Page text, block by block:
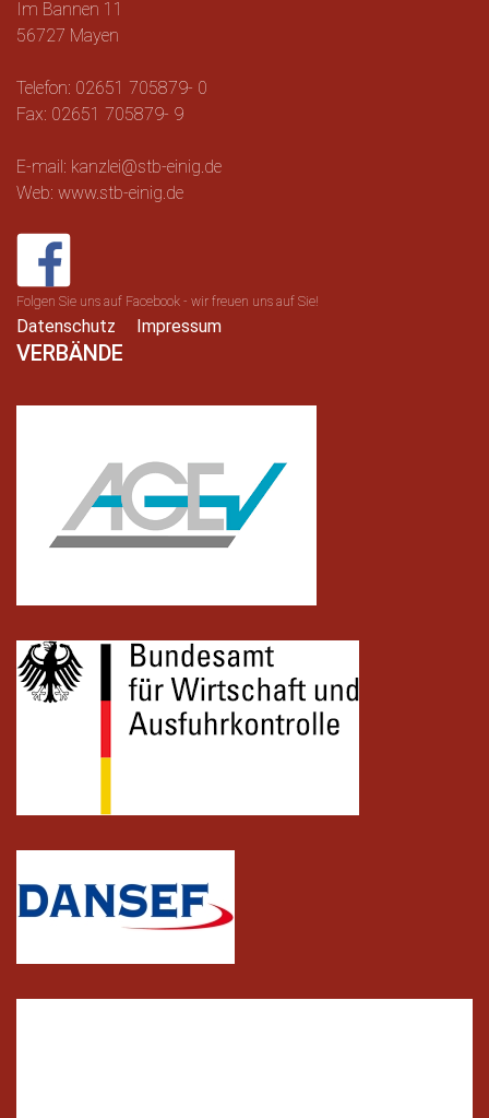
Im Bannen 11
56727 Mayen
Telefon: 02651 705879- 0
Fax: 02651 705879- 9
E-mail: kanzlei@stb-einig.de
Web: www.stb-einig.de
Folgen Sie uns auf Facebook - wir freuen uns auf Sie!
Datenschutz Impressum
VERBÄNDE